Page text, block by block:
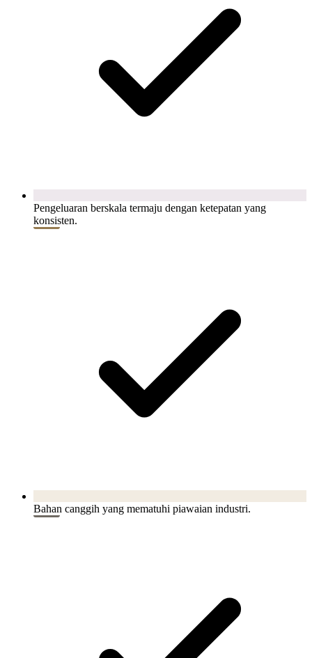
Pengeluaran berskala termaju dengan ketepatan yang
konsisten.
Bahan canggih yang mematuhi piawaian industri.